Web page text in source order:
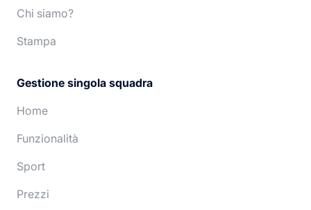
Chi siamo?
Stampa
Gestione singola squadra
Home
Funzionalità
Sport
Prezzi